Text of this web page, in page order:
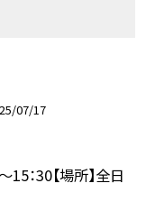
07/17
15：30【場所】全日